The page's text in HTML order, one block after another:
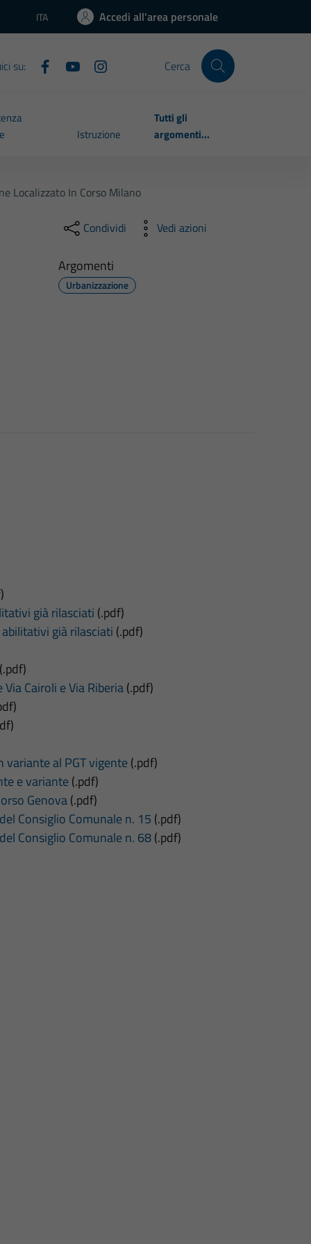
Lingua attiva:
ITA Accedi all'area personale
su: Cerca
Istruzione
Tutti gli
argomenti...
Localizzato In Corso Milano
Condividi Vedi azioni
Argomenti
Urbanizzazione
già rilasciati (.pdf)
già rilasciati (.pdf)
Cairoli e Via Riberia(.pdf)
al PGT vigente(.pdf)
e variante(.pdf)
Genova(.pdf)
Consiglio Comunale n. 15 (.pdf)
Consiglio Comunale n. 68(.pdf)